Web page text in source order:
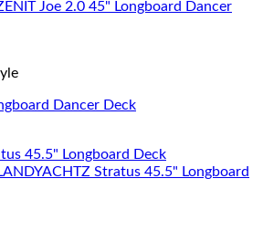
Dancer Deck